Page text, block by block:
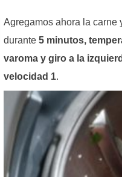
Agregamos ahora la carne
durante 5 minutos,
varoma y giro a la
velocidad 1.